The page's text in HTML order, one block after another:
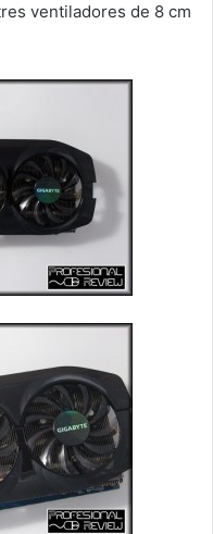
ventiladores de 8 cm